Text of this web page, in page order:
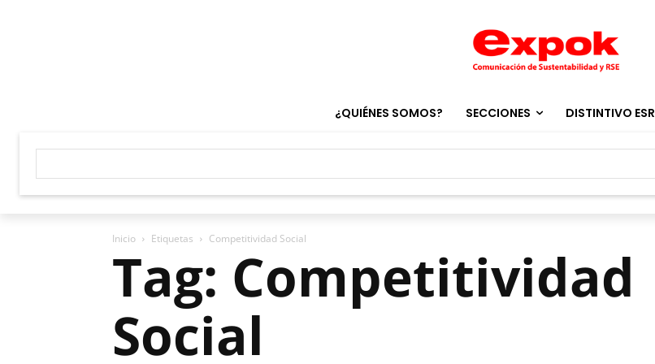
¿QUIÉNES SOMOS? SECCIONES DISTINTIVO ESR
Inicio Etiquetas Competitividad Social
Tag: Competitividad
Social